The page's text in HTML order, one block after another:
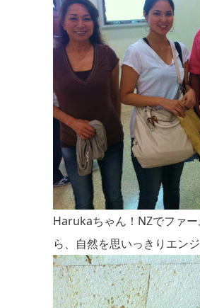
Harukaちゃん！NZでファ
ら、自然を思いっきりエン